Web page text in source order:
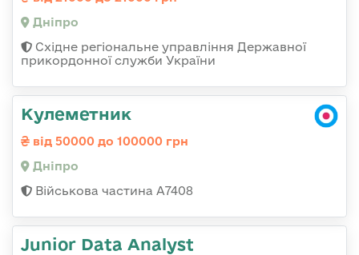
Дніпро
Східне регіональне управління Державної
прикордонної служби України
Кулеметник
від 50000 до 100000 грн
Дніпро
Військова частина А7408
Junior Data Analyst